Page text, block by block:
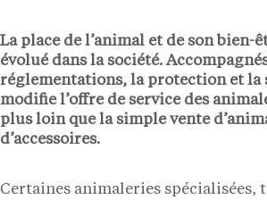
La place de l’animal et de son bien-
évolué dans la société.
réglementations, la protection et la
modifie l’offre de service des
plus loin que la simple vente
d’accessoires.
Certaines animaleries spécialisées,